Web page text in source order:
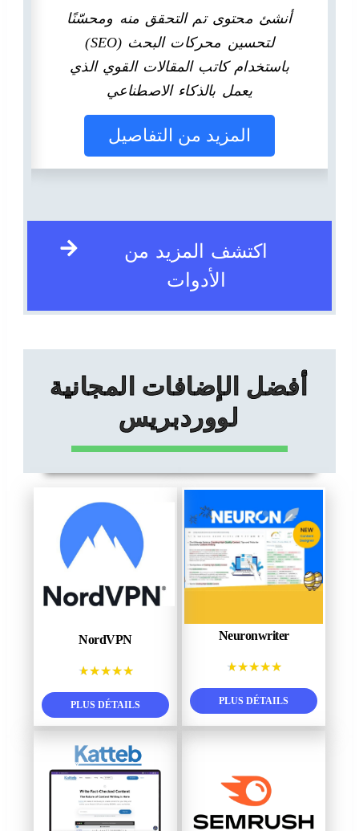
أنشئ محتوى تم التحقق منه ومحسّنًا
لتحسين محركات البحث (SEO)
باستخدام كاتب المقالات القوي الذي
يعمل بالذكاء الاصطناعي
المزيد من التفاصيل
اكتشف المزيد من
الأدوات
أفضل الإضافات المجانية
لووردبريس
Neuronwriter
★
★
★
★
★
PLUS DÉTAILS
NordVPN
★
★
★
★
★
PLUS DÉTAILS